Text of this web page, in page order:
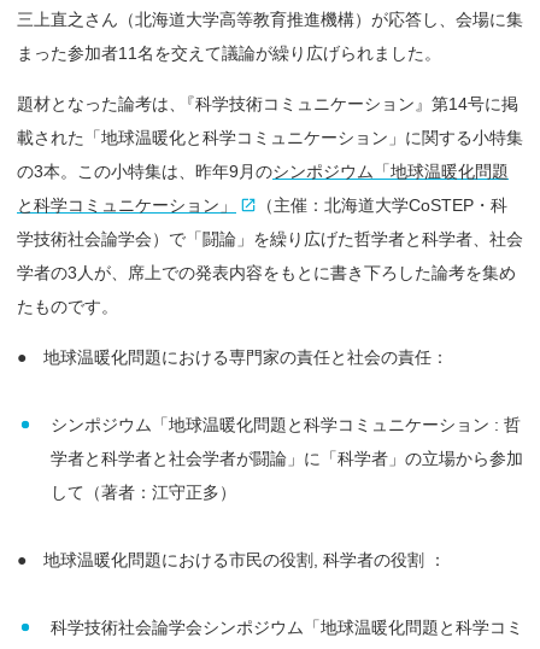
三上直之さん（北海道大学高等教育推進機構）が応答し、会場に集
まった参加者11名を交えて議論が繰り広げられました。
題材となった論考は
『科学技術コミュニケーション』第14号に掲
載された「地球温暖化と科学コミュニケーション」に関する小特集
の3本。この小特集は、昨年9月のシンポジウム「地球温暖化問題
と科学コミュニケーション」
（主催：北海道大学CoSTEP・科
学技術社会論学会）で「闘論」を繰り広げた哲学者と科学者、社会
学者の3人が、席上での発表内容をもとに書き下ろした論考を集め
たものです。
● 地球温暖化問題における専門家の責任と社会の責任：
シンポジウム「地球温暖化問題と科学コミュニケーション : 哲
学者と科学者と社会学者が闘論」に「科学者」の立場から参加
して（著者：江守正多）
● 地球温暖化問題における市民の役割, 科学者の役割 ：
科学技術社会論学会シンポジウム「地球温暖化問題と科学コミ